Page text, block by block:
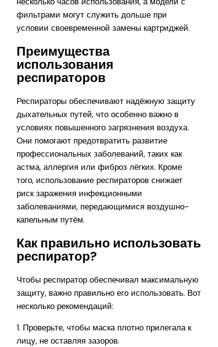
фильтрами могут служить дольше при
условии своевременной замены картриджей.
Преимущества
использования
респираторов
Респираторы обеспечивают надёжную защиту
дыхательных путей, что особенно важно в
условиях повышенного загрязнения воздуха.
Они помогают предотвратить развитие
профессиональных заболеваний, таких как
астма, аллергия или фиброз лёгких. Кроме
того, использование респираторов снижает
риск заражения инфекционными
заболеваниями, передающимися воздушно-
капельным путём.
Как правильно использовать
респиратор?
Чтобы респиратор обеспечивал максимальную
защиту, важно правильно его использовать. Вот
несколько рекомендаций:
1. Проверьте, чтобы маска плотно прилегала к
лицу, не оставляя зазоров.